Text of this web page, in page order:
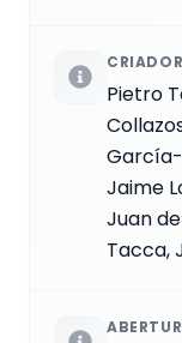
CRIADOR
Pietro
Jaime
Juan
Tacca,